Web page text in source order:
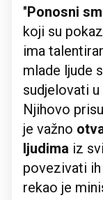
"Ponosni
koji su
ima
mlade ljude
sudjelovati
Njihovo
je važno
ljudima iz
povezivati
rekao je